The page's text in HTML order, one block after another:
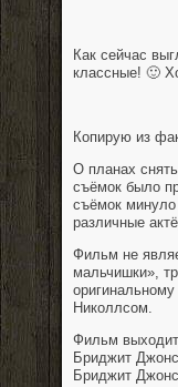
Как сейчас
классные! 🙂
Копирую из
О планах
съёмок было
съёмок минуло
различные
Фильм не
мальчишки»,
Николлсом.
Фильм
Бриджит
Бриджит